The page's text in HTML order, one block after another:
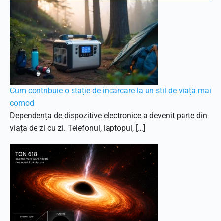
Cum contribuie o stație de încărcare la un stil de viață mai
comod
Dependența de dispozitive electronice a devenit parte din
viața de zi cu zi. Telefonul, laptopul, […]